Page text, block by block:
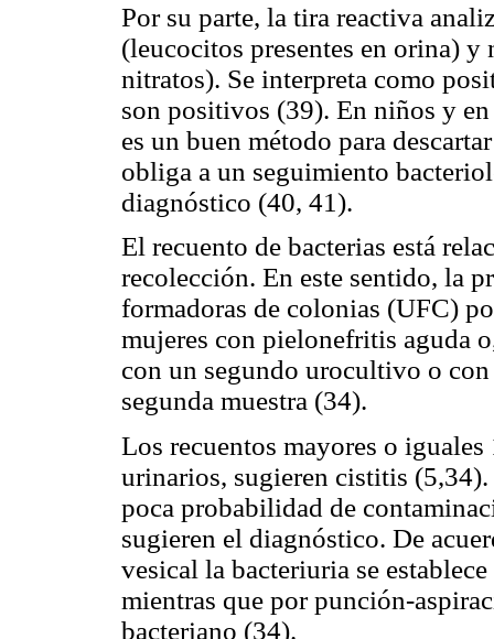
Por su parte, la tira reactiva
(leucocitos presentes en orina)
nitratos). Se interpreta como
son positivos (39). En niños y
es un buen método para
obliga a un seguimiento
diagnóstico (40, 41).
El recuento de bacterias está
recolección. En este sentido, la
formadoras de colonias (UFC)
mujeres con pielonefritis aguda
con un segundo urocultivo o
segunda muestra (34).
Los recuentos mayores o
urinarios, sugieren cistitis
poca probabilidad de
sugieren el diagnóstico. De
vesical la bacteriuria se
mientras que por punción-
bacteriano (34).